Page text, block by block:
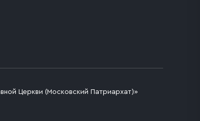
Церкви (Московский Патриархат)»